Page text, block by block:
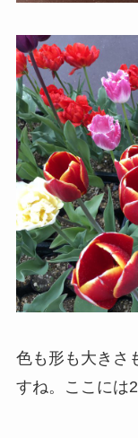
色も形も大きさ
すね。ここには